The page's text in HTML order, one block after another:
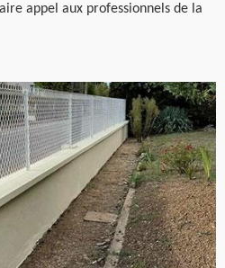
appel aux professionnels de la